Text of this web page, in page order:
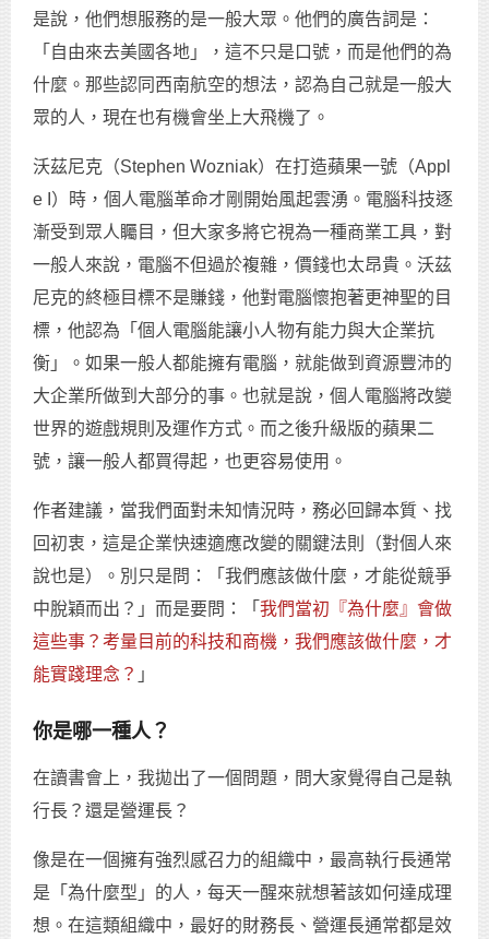
是說，他們想服務的是一般大眾。他們的廣告詞是：
「自由來去美國各地」，這不只是口號，而是他們的為
什麼。那些認同西南航空的想法，認為自己就是一般大
眾的人，現在也有機會坐上大飛機了。
沃茲尼克（Stephen Wozniak）在打造蘋果一號（Appl
e I）時，個人電腦革命才剛開始風起雲湧。電腦科技逐
漸受到眾人矚目，但大家多將它視為一種商業工具，對
一般人來說，電腦不但過於複雜，價錢也太昂貴。沃茲
尼克的終極目標不是賺錢，他對電腦懷抱著更神聖的目
標，他認為「個人電腦能讓小人物有能力與大企業抗
衡」。如果一般人都能擁有電腦，就能做到資源豐沛的
大企業所做到大部分的事。也就是說，個人電腦將改變
世界的遊戲規則及運作方式。而之後升級版的蘋果二
號，讓一般人都買得起，也更容易使用。
作者建議，當我們面對未知情況時，務必回歸本質、找
回初衷，這是企業快速適應改變的關鍵法則（對個人來
說也是）。別只是問：「我們應該做什麼，才能從競爭
中脫穎而出？」而是要問：「 我們當初『為什麼』會做
這些事？考量目前的科技和商機，我們應該做什麼，才
能實踐理念？ 」
你是哪一種人？
在讀書會上，我拋出了一個問題，問大家覺得自己是執
行長？還是營運長？
像是在一個擁有強烈感召力的組織中，最高執行長通常
是「為什麼型」的人，每天一醒來就想著該如何達成理
想。在這類組織中，最好的財務長、營運長通常都是效